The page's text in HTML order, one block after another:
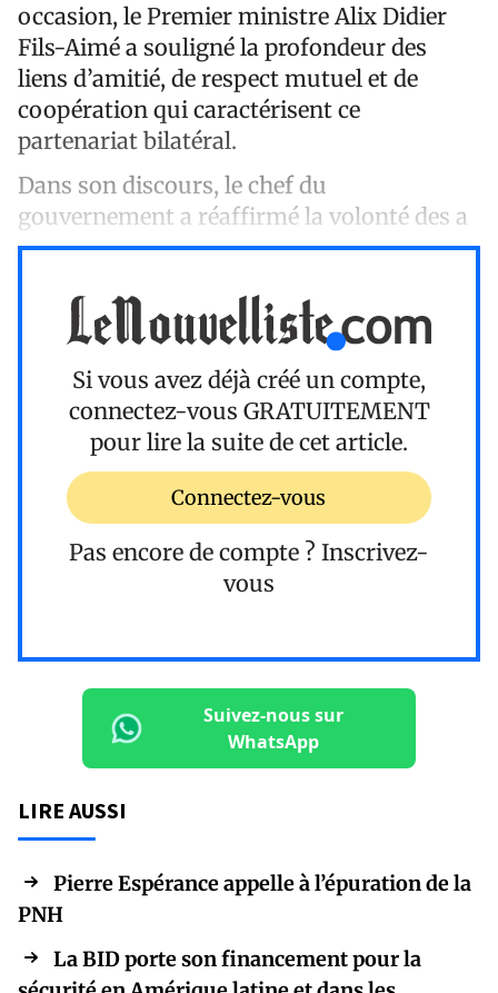
occasion, le Premier ministre Alix Didier
Fils-Aimé a souligné la profondeur des
liens d’amitié, de respect mutuel et de
coopération qui caractérisent ce
partenariat bilatéral.
Dans son discours, le chef du
gouvernement a réaffirmé la volonté des a
Si vous avez déjà créé un compte,
connectez-vous GRATUITEMENT
pour lire la suite de cet article.
Connectez-vous
Pas encore de compte ? Inscrivez-
vous
Suivez-nous sur
WhatsApp
LIRE AUSSI
Pierre Espérance appelle à l’épuration de la
PNH
La BID porte son financement pour la